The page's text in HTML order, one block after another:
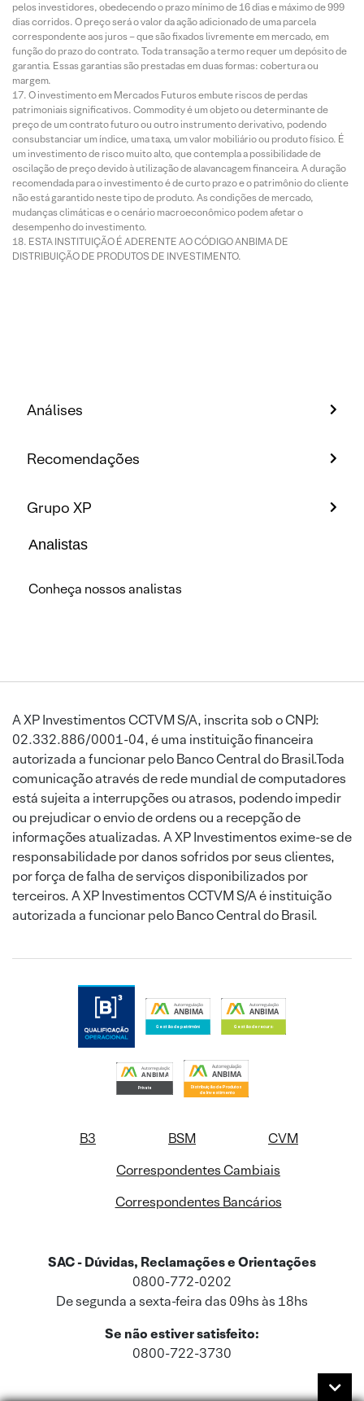
pelos investidores, obedecendo o prazo mínimo de 16 dias e máximo de 999
dias corridos. O preço será o valor da ação adicionado de uma parcela
correspondente aos juros – que são fixados livremente em mercado, em
função do prazo do contrato. Toda transação a termo requer um depósito de
garantia. Essas garantias são prestadas em duas formas: cobertura ou
margem.
O investimento em Mercados Futuros embute riscos de perdas
patrimoniais significativos. Commodity é um objeto ou determinante de
preço de um contrato futuro ou outro instrumento derivativo, podendo
consubstanciar um índice, uma taxa, um valor mobiliário ou produto físico. É
um investimento de risco muito alto, que contempla a possibilidade de
oscilação de preço devido à utilização de alavancagem financeira. A duração
recomendada para o investimento é de curto prazo e o patrimônio do cliente
não está garantido neste tipo de produto. As condições de mercado,
mudanças climáticas e o cenário macroeconômico podem afetar o
desempenho do investimento.
ESTA INSTITUIÇÃO É ADERENTE AO CÓDIGO ANBIMA DE
DISTRIBUIÇÃO DE PRODUTOS DE INVESTIMENTO.
Análises
Recomendações
Grupo XP
Analistas
Conheça nossos analistas
A XP Investimentos CCTVM S/A, inscrita sob o CNPJ:
02.332.886/0001-04, é uma instituição financeira
autorizada a funcionar pelo Banco Central do Brasil.Toda
comunicação através de rede mundial de computadores
está sujeita a interrupções ou atrasos, podendo impedir
ou prejudicar o envio de ordens ou a recepção de
informações atualizadas. A XP Investimentos exime-se de
responsabilidade por danos sofridos por seus clientes,
por força de falha de serviços disponibilizados por
terceiros. A XP Investimentos CCTVM S/A é instituição
autorizada a funcionar pelo Banco Central do Brasil.
B3 BSM
CVM
Correspondentes Cambiais
Correspondentes Bancários
SAC - Dúvidas, Reclamações e Orientações
0800-772-0202
De segunda a sexta-feira das 09hs às 18hs
Se não estiver satisfeito:
0800-722-3730